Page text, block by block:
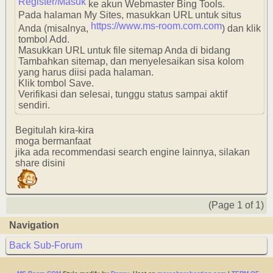
ke akun Webmaster Bing Tools.
Pada halaman My Sites, masukkan URL untuk situs
Anda (misalnya, https://www.ms-room.com.com) dan klik
tombol Add.
Masukkan URL untuk file sitemap Anda di bidang
Tambahkan sitemap, dan menyelesaikan sisa kolom
yang harus diisi pada halaman.
Klik tombol Save.
Verifikasi dan selesai, tunggu status sampai aktif
sendiri.
Begitulah kira-kira
moga bermanfaat
jika ada recommendasi search engine lainnya, silakan
share disini
(Page 1 of 1)
Navigation
Back Sub-Forum